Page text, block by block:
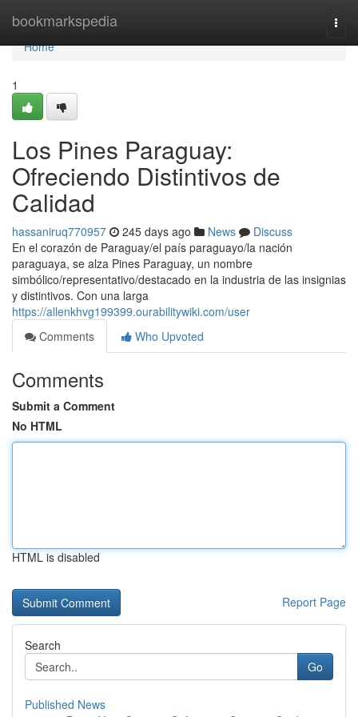
bookmarkspedia
Home
Home
1
Los Pines Paraguay:
Ofreciendo Distintivos de
Calidad
hassaniruq770957 245 days ago News
Discuss
En el corazón de Paraguay/el país paraguayo/la nación
paraguaya, se alza Pines Paraguay, un nombre
simbólico/representativo/destacado en la industria de las insignias
y distintivos. Con una larga
https://allenkhvg199399.ourabilitywiki.com/user
Comments
Who Upvoted
Comments
Submit a Comment
No HTML
HTML is disabled
Report Page
Search
Go
Published News